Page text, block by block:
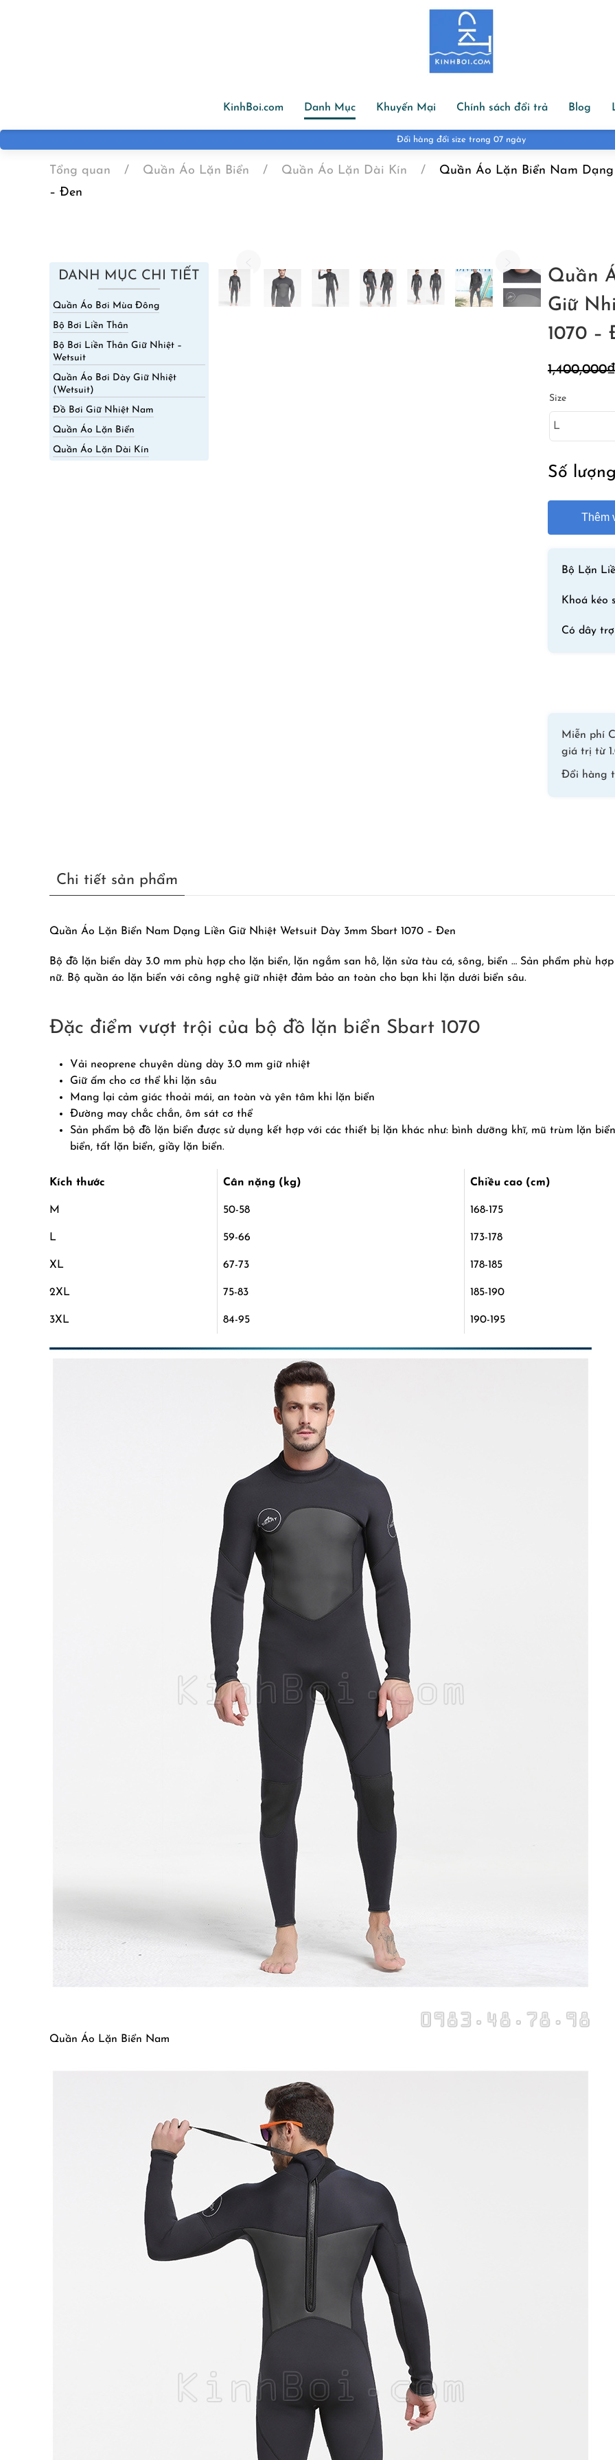
KinhBoi.com Danh Mục Khuyến Mại Chính sách đổi trả Blog
Miễn phí vận chuyển đơn hàng trên 1.000.000đ
Tổng quan Quần Áo Lặn Biển Quần Áo Lặn Dài Kín
Quần Áo Lặn Biển Nam
– Đen
DANH MỤC CHI TIẾT
Quần Áo Bơi Mùa Đông
Bộ Bơi Liền Thân
Bộ Bơi Liền Thân Giữ Nhiệt –
Wetsuit
Quần Áo Bơi Dày Giữ Nhiệt
(Wetsuit)
Đồ Bơi Giữ Nhiệt Nam
Quần Áo Lặn Biển
Quần Áo Lặn Dài Kín
Quần
Giữ
1070 –
1,400,000₫
Size
Số lượng
Thêm
Bộ Lặn
Khoá kéo
Có dây
Miễn phí
giá trị từ
Đổi hàng
Chi tiết sản phẩm
Quần Áo Lặn Biển Nam Dạng Liền Giữ Nhiệt Wetsuit Dày 3mm Sbart 1070 – Đen
Bộ đồ lặn biển dày 3.0 mm phù hợp cho lặn biển, lặn ngắm san hô, lặn sửa tàu cá, sông, biển … Sản phẩm phù
nữ. Bộ quần áo lặn biển với công nghệ giữ nhiệt đảm bảo an toàn cho bạn khi lặn dưới biển sâu.
Đặc điểm vượt trội của bộ đồ lặn biển Sbart 1070
Vải neoprene chuyên dùng dày 3.0 mm giữ nhiệt
Giữ ấm cho cơ thể khi lặn sâu
Mang lại cảm giác thoải mái, an toàn và yên tâm khi lặn biển
Đường may chắc chắn, ôm sát cơ thể
Sản phẩm bộ đồ lặn biển được sử dụng kết hợp với các thiết bị lặn khác như: bình dưỡng khĩ, mũ trùm lặn
biển, tất lặn biển, giầy lặn biển.
Kích thước Cân nặng (kg) Chiều cao (cm)
M 50-58 168-175
L 59-66 173-178
XL 67-73 178-185
2XL 75-83 185-190
3XL 84-95 190-195
Quần Áo Lặn Biển Nam